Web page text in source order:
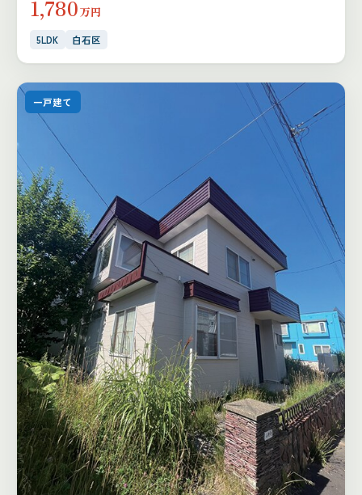
1,780万円
5LDK 白石区
一戸建て